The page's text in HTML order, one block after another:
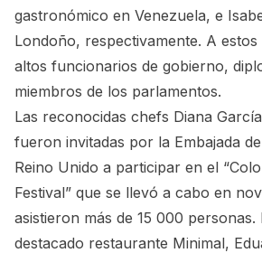
gastronómico en Venezuela, e
Londoño, respectivamente. A
altos funcionarios de gobierno,
miembros de los parlamentos.
Las reconocidas chefs Diana
fueron invitadas por la Embajada
Reino Unido a participar en el
Festival” que se llevó a cabo en
asistieron más de 15 000 personas.
destacado restaurante Minimal,